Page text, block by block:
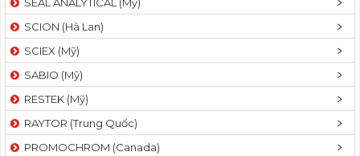
SCION (Hà Lan)
SCIEX (Mỹ)
SABIO (Mỹ)
RESTEK (Mỹ)
RAYTOR (Trung Quốc)
PROMOCHROM (Canada)